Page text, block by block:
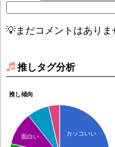
💡まだコメントはありま
推しタグ分析
推し傾向
カッコいい
面白い